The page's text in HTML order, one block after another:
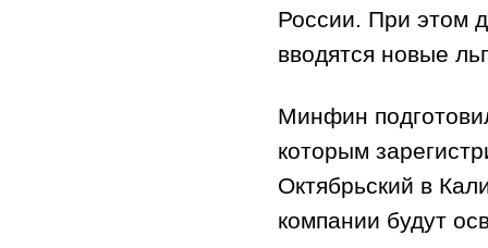
России. При этом
вводятся новые
Минфин
которым
Октябрьский в
компании будут